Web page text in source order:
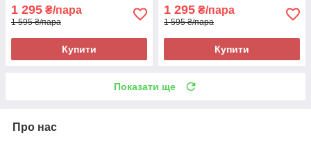
1 295 ₴/пара
1 595 ₴/пара
Купити
1 295 ₴/пара
1 595 ₴/пара
Купити
Показати ще
Про нас